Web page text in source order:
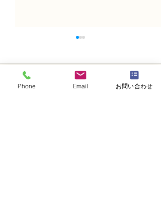
コメント
Phone Email お問い合わせ